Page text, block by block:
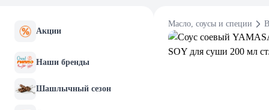
Акции
Наши бренды
Шашлычный сезон
Масло, соусы и специи